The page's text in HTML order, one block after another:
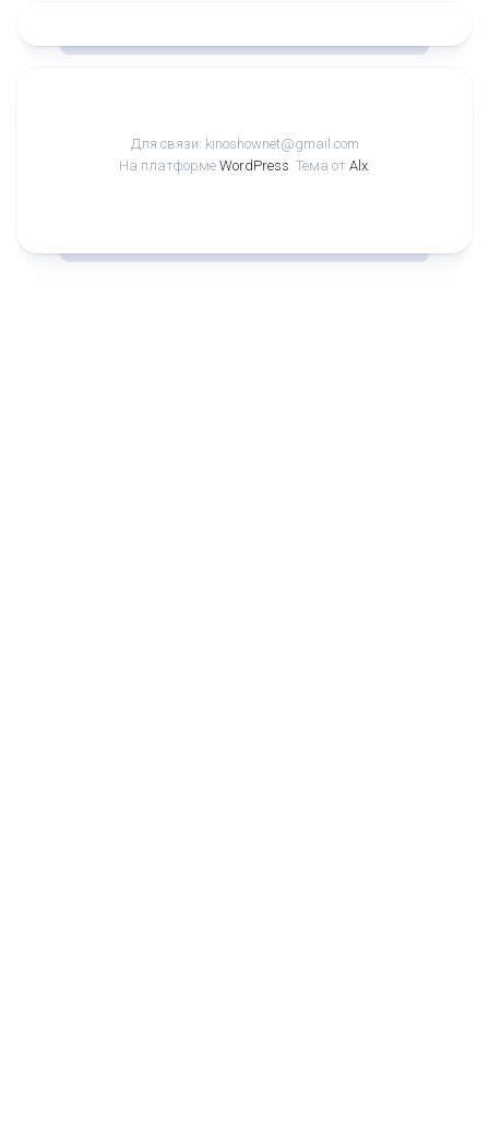
Для связи: kinoshownet@gmail.com
На платформе WordPress. Тема от Alx.